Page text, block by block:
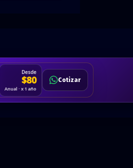
Desde
$80
Anual · x 1 año
Cotizar
Cotizar
Hablemos
Solicitar